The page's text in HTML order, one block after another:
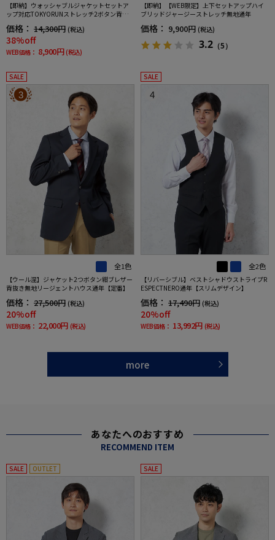
【即納】ウォッシャブルジャケットセットア
ップ対応TOKYORUNストレッチ2ボタン背抜き
仕様ブレスエフェクト生地春夏
価格： 14,300円 (税込)
38%off
WEB価格： 8,900円 (税込)
【即納】【WEB限定】上下セットアップハイ
ブリッドジャージーストレッチ無地通年
価格： 9,900円 (税込)
3.2 （5）
SALE
3
全1色
【ウール混】ジャケット2つボタン紺ブレザー
背抜き無地リージェントハウス通年【定番】
価格： 27,500円 (税込)
20%off
WEB価格： 22,000円 (税込)
SALE
4
全2色
【リバーシブル】ベストシャドウストライプR
ESPECTNERO通年【スリムデザイン】
価格： 17,490円 (税込)
20%off
WEB価格： 13,992円 (税込)
more
あなたへのおすすめ
RECOMMEND ITEM
SALE OUTLET SALE